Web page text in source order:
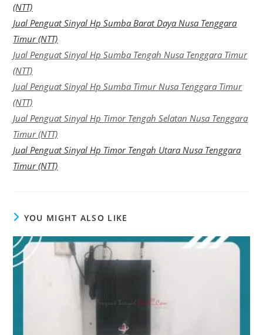
(NTT)
Jual Penguat Sinyal Hp Sumba Barat Daya Nusa Tenggara
Timur (NTT)
Jual Penguat Sinyal Hp Sumba Tengah Nusa Tenggara Timur
(NTT)
Jual Penguat Sinyal Hp Sumba Timur Nusa Tenggara Timur
(NTT)
Jual Penguat Sinyal Hp Timor Tengah Selatan Nusa Tenggara
Timur (NTT)
Jual Penguat Sinyal Hp Timor Tengah Utara Nusa Tenggara
Timur (NTT)
YOU MIGHT ALSO LIKE